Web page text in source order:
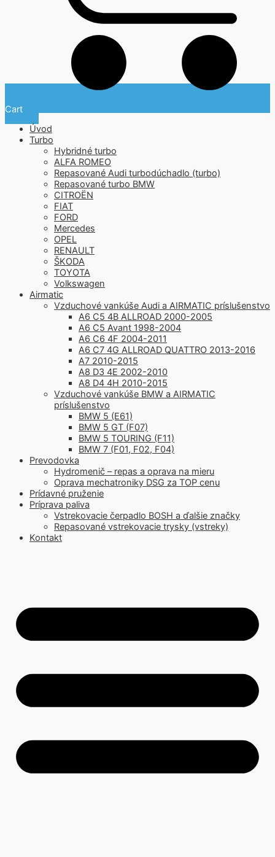
Cart
Úvod
Turbo
Hybridné turbo
ALFA ROMEO
Repasované Audi turbodúchadlo (turbo)
Repasované turbo BMW
CITROËN
FIAT
FORD
Mercedes
OPEL
RENAULT
ŠKODA
TOYOTA
Volkswagen
Airmatic
Vzduchové vankúše Audi a AIRMATIC príslušenstvo
A6 C5 4B ALLROAD 2000-2005
A6 C5 Avant 1998-2004
A6 C6 4F 2004-2011
A6 C7 4G ALLROAD QUATTRO 2013-2016
A7 2010-2015
A8 D3 4E 2002-2010
A8 D4 4H 2010-2015
Vzduchové vankúše BMW a AIRMATIC
príslušenstvo
BMW 5 (E61)
BMW 5 GT (F07)
BMW 5 TOURING (F11)
BMW 7 (F01, F02, F04)
Prevodovka
Hydromenič – repas a oprava na mieru
Oprava mechatroniky DSG za TOP cenu
Prídavné pruženie
Príprava paliva
Vstrekovacie čerpadlo BOSH a ďalšie značky
Repasované vstrekovacie trysky (vstreky)
Kontakt